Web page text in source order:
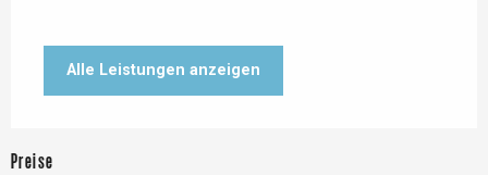
Alle Leistungen anzeigen
Preise